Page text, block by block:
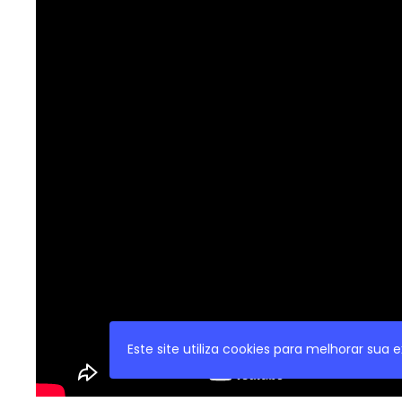
Este site utiliza cookies para melhorar sua